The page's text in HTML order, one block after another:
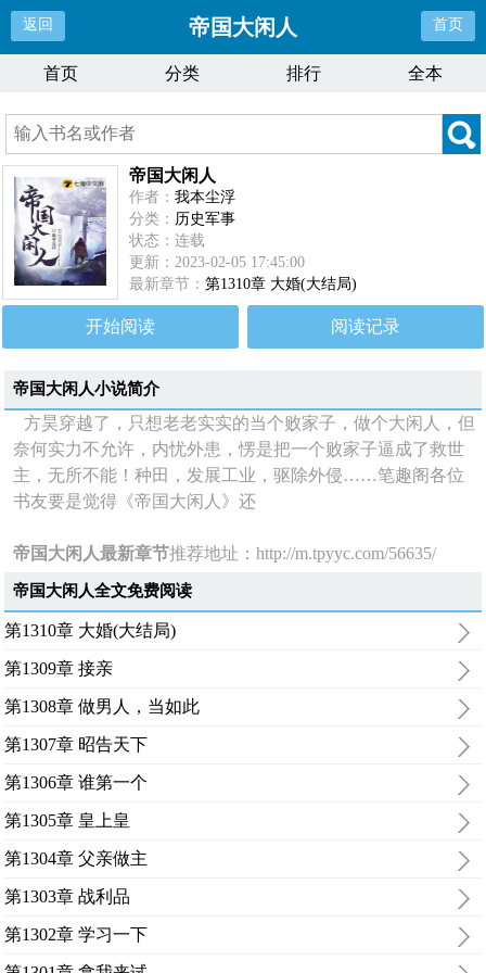
返回 帝国大闲人 首页
首页 分类 排行 全本
帝国大闲人
作者：我本尘浮
分类： 历史军事
状态：连载
更新：2023-02-05 17:45:00
最新章节：第1310章 大婚(大结局)
开始阅读 阅读记录
帝国大闲人小说简介
方昊穿越了，只想老老实实的当个败家子，做个大闲人，但
奈何实力不允许，内忧外患，愣是把一个败家子逼成了救世
主，无所不能！种田，发展工业，驱除外侵……笔趣阁各位
书友要是觉得《帝国大闲人》还
帝国大闲人最新章节推荐地址：http://m.tpyyc.com/56635/
帝国大闲人全文免费阅读
第1310章 大婚(大结局)
第1309章 接亲
第1308章 做男人，当如此
第1307章 昭告天下
第1306章 谁第一个
第1305章 皇上皇
第1304章 父亲做主
第1303章 战利品
第1302章 学习一下